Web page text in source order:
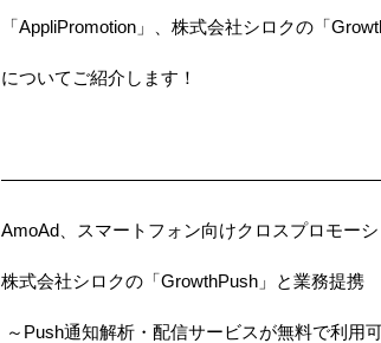
「AppliPromotion 」、株式会社シロクの「
についてご紹介します！
AmoAd 、スマートフォン向けクロスプロモー
株式会社シロクの「GrowthPush 」と業務提携
～ Push通知解析・配信サービスが無料で利用